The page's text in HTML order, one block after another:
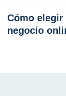
Cómo
negocio